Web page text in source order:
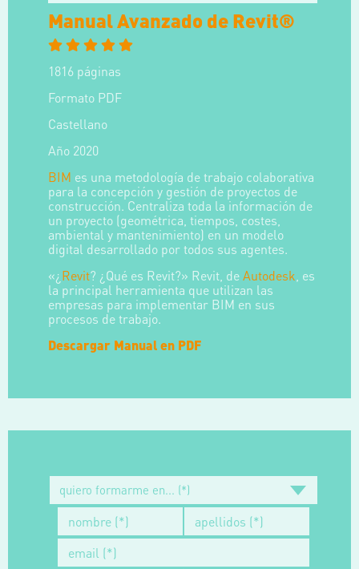
Manual Avanzado de Revit®
1816 páginas
Formato PDF
Castellano
Año 2020
BIM es una metodología de trabajo colaborativa
para la concepción y gestión de proyectos de
construcción. Centraliza toda la información de
un proyecto (geométrica, tiempos, costes,
ambiental y mantenimiento) en un modelo
digital desarrollado por todos sus agentes.
«¿Revit? ¿Qué es Revit?» Revit, deAutodesk, es
la principal herramienta que utilizan las
empresas para implementar BIM en sus
procesos de trabajo.
Descargar Manual en PDF